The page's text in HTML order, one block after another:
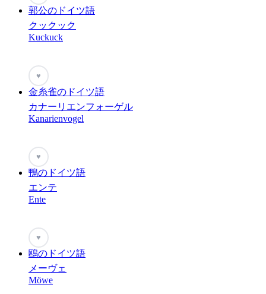
郭公のドイツ語
クックック
Kuckuck
♥
金糸雀のドイツ語
カナーリエンフォーゲル
Kanarienvogel
♥
鴨のドイツ語
エンテ
Ente
♥
鴎のドイツ語
メーヴェ
Möwe